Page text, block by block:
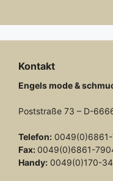
Kontakt
Engels mode &
Poststraße 73 – D-
Telefon:
Fax: 0049(0)6861-
Handy: 0049(0)170-